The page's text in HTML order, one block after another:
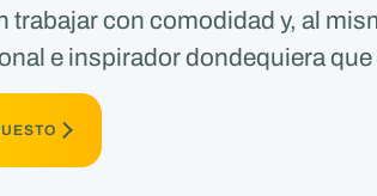
trabajar con comodidad y, al
e inspirador dondequiera que